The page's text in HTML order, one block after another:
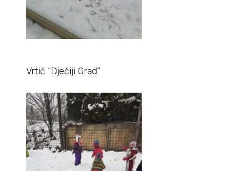
Vrtić “Dječiji Grad”